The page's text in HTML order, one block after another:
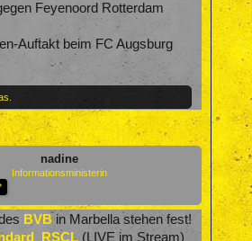
Feyenoord Rotterdam
Auftakt beim FC Augsburg
nadine
Informationsministerin
BVB in Marbella stehen fest!
(LIVE im Stream)